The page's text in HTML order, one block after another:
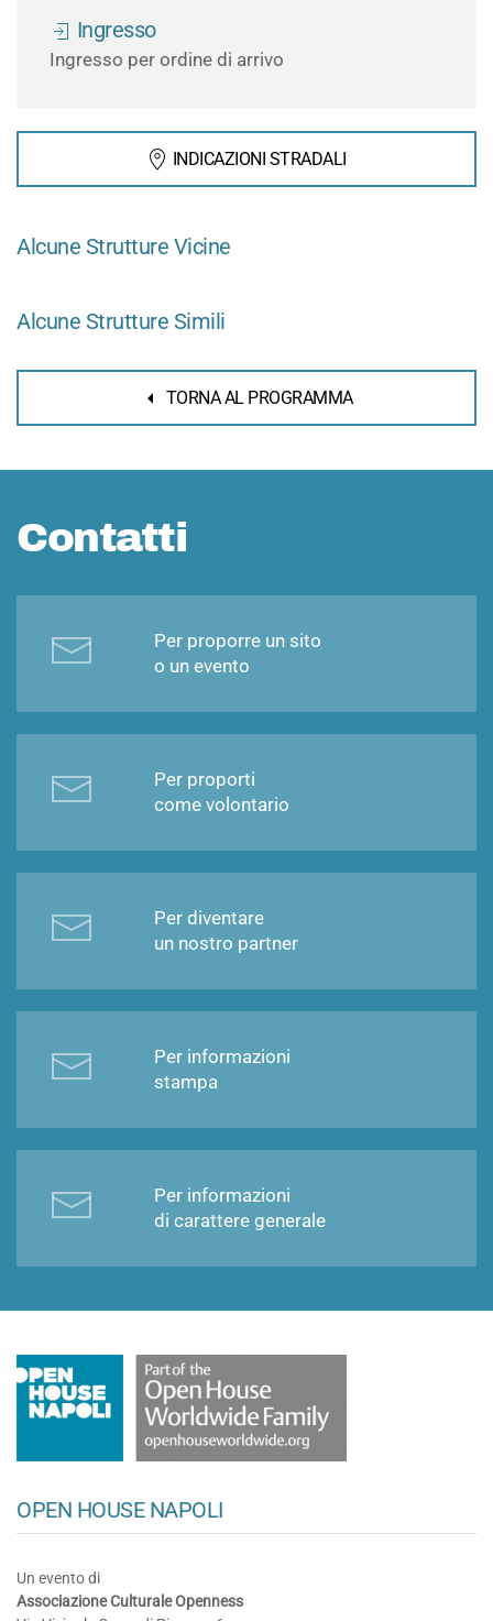
Ingresso
Ingresso per ordine di arrivo
INDICAZIONI STRADALI
Alcune Strutture Vicine
Alcune Strutture Simili
TORNA AL PROGRAMMA
Contatti
Per proporre un sito
o un evento
Per proporti
come volontario
Per diventare
un nostro partner
Per informazioni
stampa
Per informazioni
di carattere generale
OPEN HOUSE NAPOLI
Un evento di
Associazione Culturale Openness